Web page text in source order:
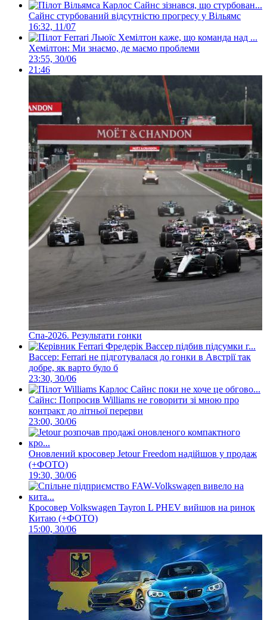
Сайнс стурбований відсутністю прогресу у Вільямс
16:32, 11/07
Хемілтон: Ми знаємо, де маємо проблеми
23:55, 30/06
21:46
Спа-2026. Результати гонки
Вассер: Ferrari не підготувалася до гонки в Австрії так
добре, як варто було б
23:30, 30/06
Сайнс: Попросив Williams не говорити зі мною про
контракт до літньої перерви
23:00, 30/06
Оновлений кросовер Jetour Freedom надійшов у продаж
(+ФОТО)
19:30, 30/06
Кросовер Volkswagen Tayron L PHEV вийшов на ринок
Китаю (+ФОТО)
15:00, 30/06